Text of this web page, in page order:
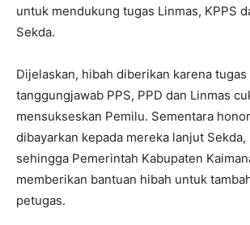
untuk mendukung tugas Linmas, KPPS
Sekda.
Dijelaskan, hibah diberikan karena tugas
tanggungjawab PPS, PPD dan Linmas
mensukseskan Pemilu. Sementara
dibayarkan kepada mereka lanjut
sehingga Pemerintah Kabupaten
memberikan bantuan hibah untuk
petugas.